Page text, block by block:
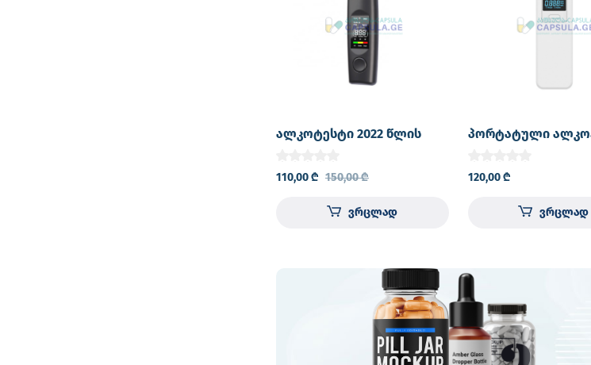
ალკოტესტი 2022 წლის
ციფრული LCD დისპლეი,
დამუხტვადი ამოსუნთქვის
პირის ღრუს ალკოჰოლის
110,00₾ 150,00₾
ვრცლად
პორტატული
სუნთქვის
ტესტერი
120,00₾
ვრცლად